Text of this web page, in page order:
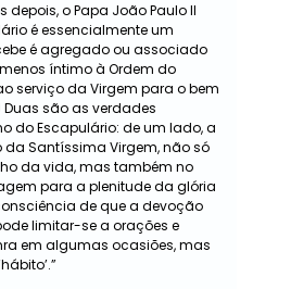
depois, o Papa João Paulo II
é essencialmente um
é agregado ou associado
íntimo à Ordem do
serviço da Virgem para o bem
são as verdades
do Escapulário: de um lado, a
Santíssima Virgem, não só
da vida, mas também no
para a plenitude da glória
de que a devoção
limitar-se a orações e
em algumas ocasiões, mas